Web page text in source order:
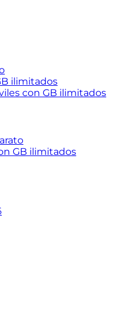
ilimitados
con GB ilimitados
GB ilimitados